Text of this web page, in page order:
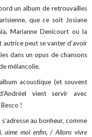
un album de retrouvailles
que ce soit Josiane
Marianne Denicourt ou la
autrice peut se vanter d’avoir
dans un opus de chansons
mélancolie.
acoustique (et souvent
vient servir avec
!
au bonheur, comme
aime moi enfin, / Allons vivre